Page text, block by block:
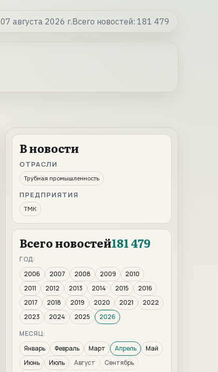
07 августа 2026 г.Всего новостей: 181 479
В новости
ОТРАСЛИ
Трубная промышленность
ПРЕДПРИЯТИЯ
ТМК
Всего новостей181 479
ГОД:
2006
2007 2008 2009
2010
2011
2012 2013 2014 2015
2016
2017
2018 2019 2020 2021
2022
2023
2024 2025
2026
МЕСЯЦ:
Январь
Февраль Март Апрель
Май
Июнь
Июль Август
Сентябрь